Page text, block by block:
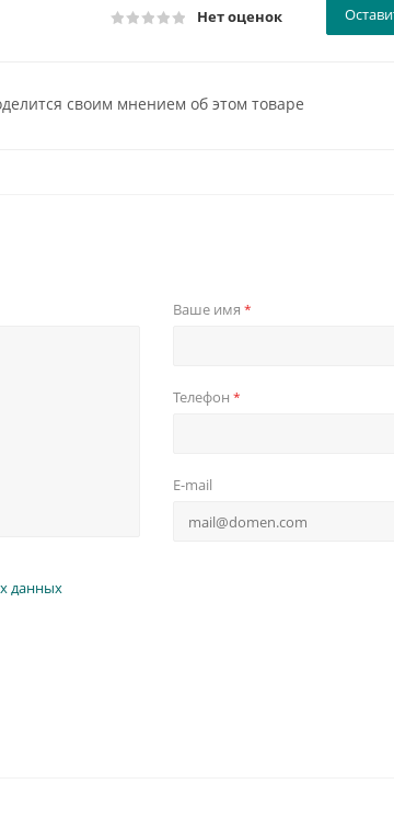
Нет оценок
своим мнением об этом товаре
Ваше имя *
Телефон *
E-mail
данных